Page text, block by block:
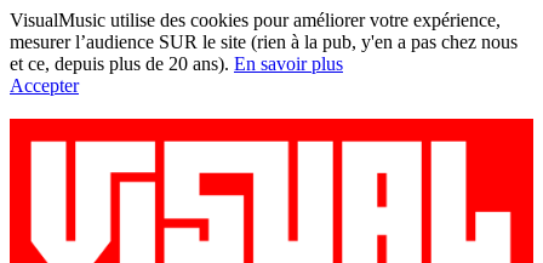
VisualMusic utilise des cookies pour améliorer votre expérience,
mesurer l’audience SUR le site (rien à la pub, y'en a pas chez nous
et ce, depuis plus de 20 ans). En savoir plus
Accepter